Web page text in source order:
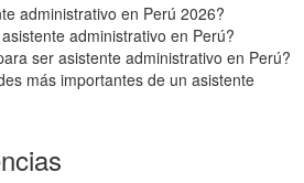
administrativo en Perú 2026?
administrativo en Perú?
ser asistente administrativo en Perú?
más importantes de un asistente